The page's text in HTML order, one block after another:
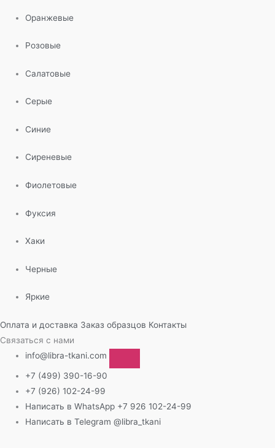
Оранжевые
Розовые
Салатовые
Серые
Синие
Сиреневые
Фиолетовые
Фуксия
Хаки
Черные
Яркие
Оплата и доставка Заказ образцов Контакты
Связаться с нами
info@libra-tkani.com
+7 (499) 390-16-90
+7 (926) 102-24-99
Написать в WhatsApp +7 926 102-24-99
Написать в Telegram @libra_tkani